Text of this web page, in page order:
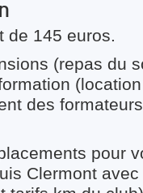
de 145 euros.
(repas du
des
pour
Clermont